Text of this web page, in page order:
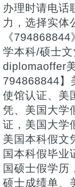
办理时请电话
力，选择实体
《
学本科/硕士
diplomaoffer
794868844】
使馆认证、美
凭、美国大学
证，美国大学
美国本科假文
国本科假毕业
国硕士假学历
硕士成绩单、